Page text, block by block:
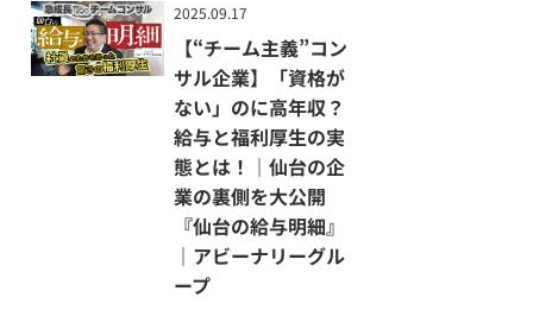
■SNSアカウント
・Youtube
https://www.yo
utube.com/@CROSSSENDAI
・Instagramhttps://www.in
stagram.com/cross_sendai/
https://www.tikto
k.com/@cross.sendai
・Facebook https://www.fa
cebook.com/cross.sendai/
2025.09.17
【“チーム主義”コン
サル企業】「資格が
ない」のに高年収？
給与と福利厚生の実
態とは！｜仙台の企
業の裏側を⼤公開
『仙台の給与明細』
｜アビーナリーグル
ープ